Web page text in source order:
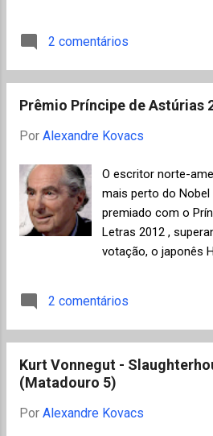
por autores como
ser difícil para um
se afastar desta
ao site oficial para
trabalhos clicando
2 comentários
Prêmio Príncipe de Astúrias
Por Alexandre Kovacs
O escritor norte-
mais perto do
premiado com o
Letras 2012 ,
votação, o japonês
Estados Unidos,
aberto por autores
outros. Philip Roth,
uma quantia de 50
americano a receber
2 comentários
Kurt Vonnegut -
(Matadouro 5)
Por Alexandre Kovacs